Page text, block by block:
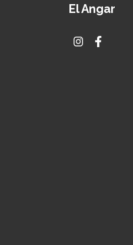
El Angar